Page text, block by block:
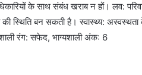
के साथ संबंध खराब न हों। लव:
की स्थिति बन सकती है। स्वास्थ्य:
रंग: सफेद, भाग्यशाली अंक: 6